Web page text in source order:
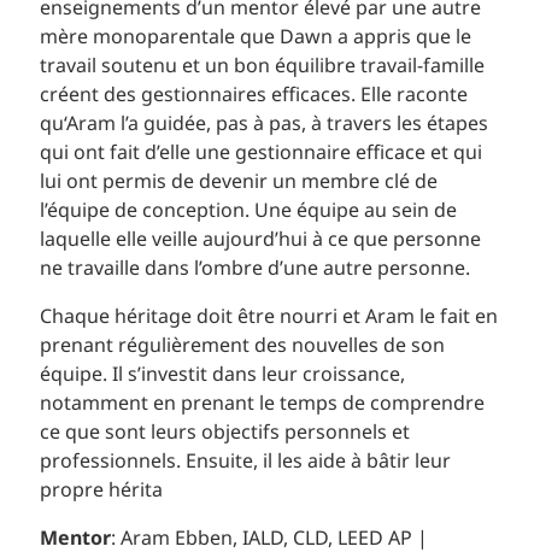
enseignements d’un mentor élevé par une autre
mère monoparentale que Dawn a appris que le
travail soutenu et un bon équilibre travail-famille
créent des gestionnaires efficaces. Elle raconte
qu‘Aram l’a guidée, pas à pas, à travers les étapes
qui ont fait d’elle une gestionnaire efficace et qui
lui ont permis de devenir un membre clé de
l’équipe de conception. Une équipe au sein de
laquelle elle veille aujourd’hui à ce que personne
ne travaille dans l’ombre d’une autre personne.
Chaque héritage doit être nourri et Aram le fait en
prenant régulièrement des nouvelles de son
équipe. Il s’investit dans leur croissance,
notamment en prenant le temps de comprendre
ce que sont leurs objectifs personnels et
professionnels. Ensuite, il les aide à bâtir leur
propre hérita
Mentor: Aram Ebben, IALD, CLD, LEED AP |